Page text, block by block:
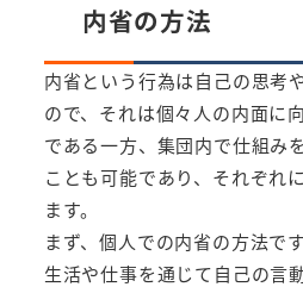
内省の方法
内省という行為は自己の思考
ので、それは個々人の内面に
である一方、集団内で仕組み
ことも可能であり、それぞれ
ます。
まず、個人での内省の方法で
生活や仕事を通じて自己の言